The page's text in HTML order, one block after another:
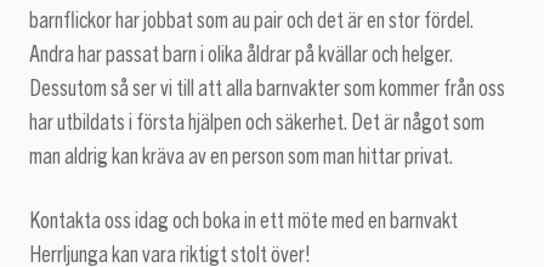
barnflickor har jobbat som au pair och det är en stor fördel.
Andra har passat barn i olika åldrar på kvällar och helger.
Dessutom så ser vi till att alla barnvakter som kommer från oss
har utbildats i första hjälpen och säkerhet. Det är något som
man aldrig kan kräva av en person som man hittar privat.
Kontakta oss idag och boka in ett möte med en barnvakt
Herrljunga kan vara riktigt stolt över!